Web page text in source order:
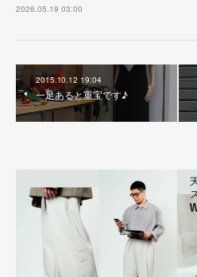
2026.05.19 03:00
2015.10.12 19:04
一足あると重宝です♪